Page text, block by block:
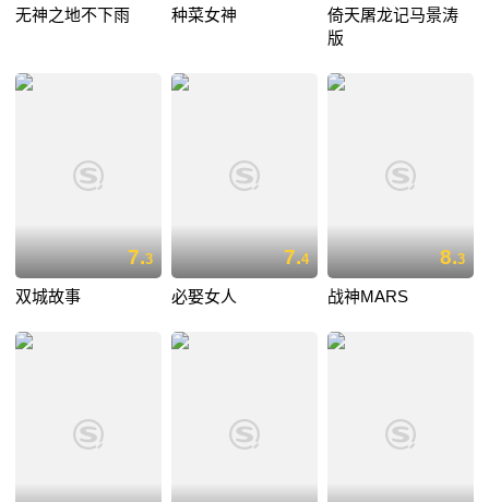
无神之地不下雨 种菜女神
倚天屠龙记马景涛
版
7.3
双城故事
7.4
必娶女人
8.3
战神MARS